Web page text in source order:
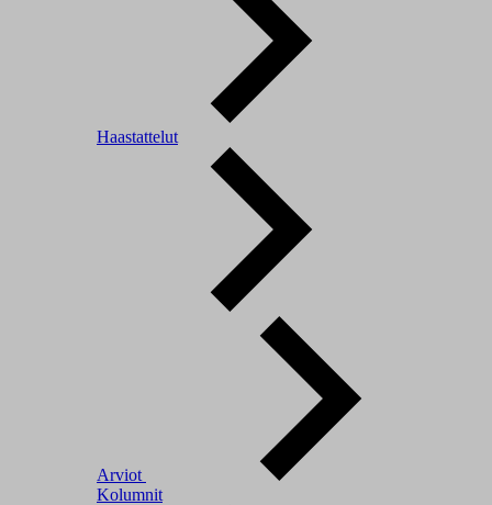
Haastattelut
Arviot
Kolumnit